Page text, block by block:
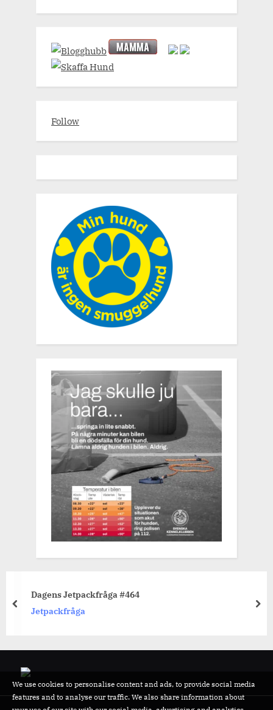
Follow
Dagens Jetpackfråga #464
Jetpackfråga
prev
We use cookies to personalise content and ads, to provide social media
features and to analyse our traffic. We also share information about